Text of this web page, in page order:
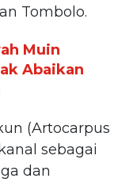
Tombolo.
Muin
Abaikan
(Artocarpus
sebagai
dan